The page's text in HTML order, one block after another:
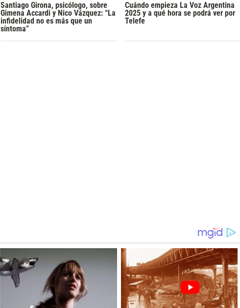
Santiago Girona, psicólogo, sobre
Gimena Accardi y Nico Vázquez: “La
infidelidad no es más que un
síntoma”
Cuándo empieza La Voz Argentina
2025 y a qué hora se podrá ver por
Telefe